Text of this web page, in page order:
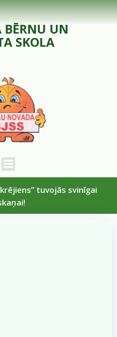
Skip
to
content
BĒRNU UN
SKOLA
tuvojās svinīgai